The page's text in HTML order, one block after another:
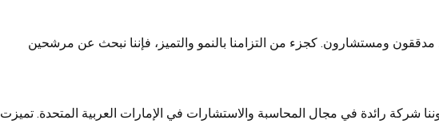
ومستشارون. كجزء من التزامنا بالنمو والتميز، فإننا نبحث عن مرشحين
شركة رائدة في مجال المحاسبة والاستشارات في الإمارات العربية المتحدة. تميزت